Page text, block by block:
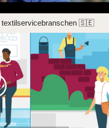
textilservicebranschen 🇸🇪